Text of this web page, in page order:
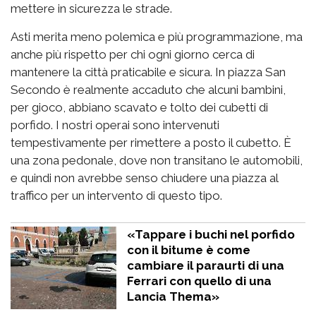
mettere in sicurezza le strade.
Asti merita meno polemica e più programmazione, ma
anche più rispetto per chi ogni giorno cerca di
mantenere la città praticabile e sicura. In piazza San
Secondo è realmente accaduto che alcuni bambini,
per gioco, abbiano scavato e tolto dei cubetti di
porfido. I nostri operai sono intervenuti
tempestivamente per rimettere a posto il cubetto. È
una zona pedonale, dove non transitano le automobili,
e quindi non avrebbe senso chiudere una piazza al
traffico per un intervento di questo tipo.
«Tappare i buchi nel porfido
con il bitume è come
cambiare il paraurti di una
Ferrari con quello di una
Lancia Thema»